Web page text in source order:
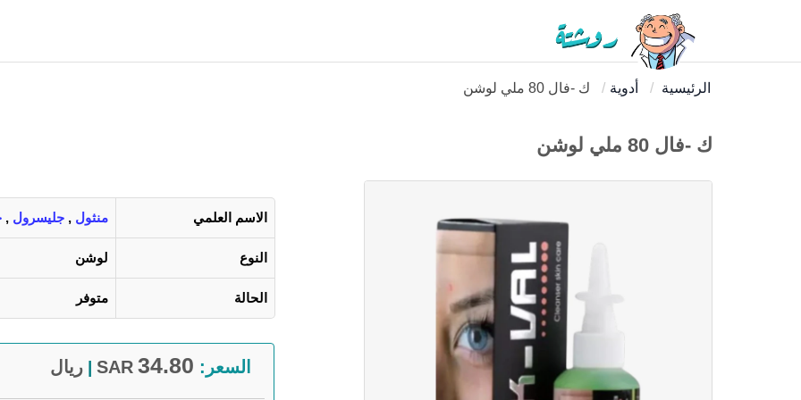
الرئيسية أدوية ك -فال 80 ملي لوشن
ك -فال 80 ملي لوشن
الاسم العلمي منثول , جليسرول ,
النوع لوشن
الحالة متوفر
السعر: 34.80
SAR ريال